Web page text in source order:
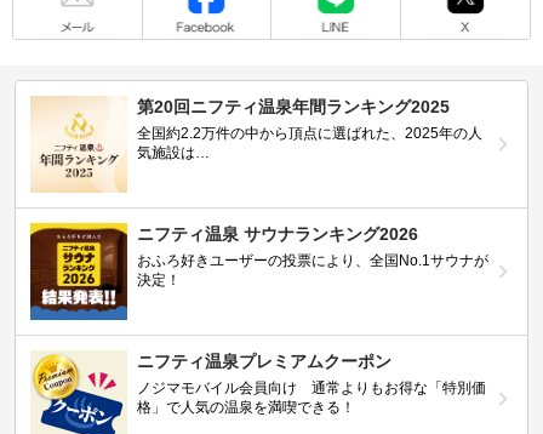
第20回ニフティ温泉年間ランキング2025
全国約2.2万件の中から頂点に選ばれた、2025年の人
気施設は…
ニフティ温泉 サウナランキング2026
おふろ好きユーザーの投票により、全国No.1サウナが
決定！
ニフティ温泉プレミアムクーポン
ノジマモバイル会員向け 通常よりもお得な「特別価
格」で人気の温泉を満喫できる！